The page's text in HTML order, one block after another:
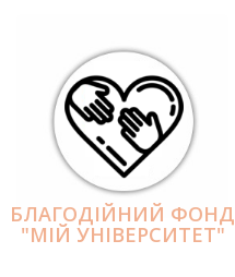
БЛАГОДІЙНИЙ ФОНД
"МІЙ УНІВЕРСИТЕТ"